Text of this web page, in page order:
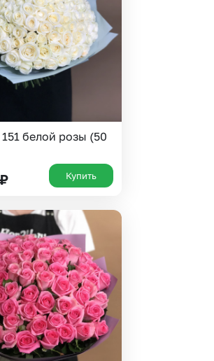
151 белой розы (50
₽ Купить